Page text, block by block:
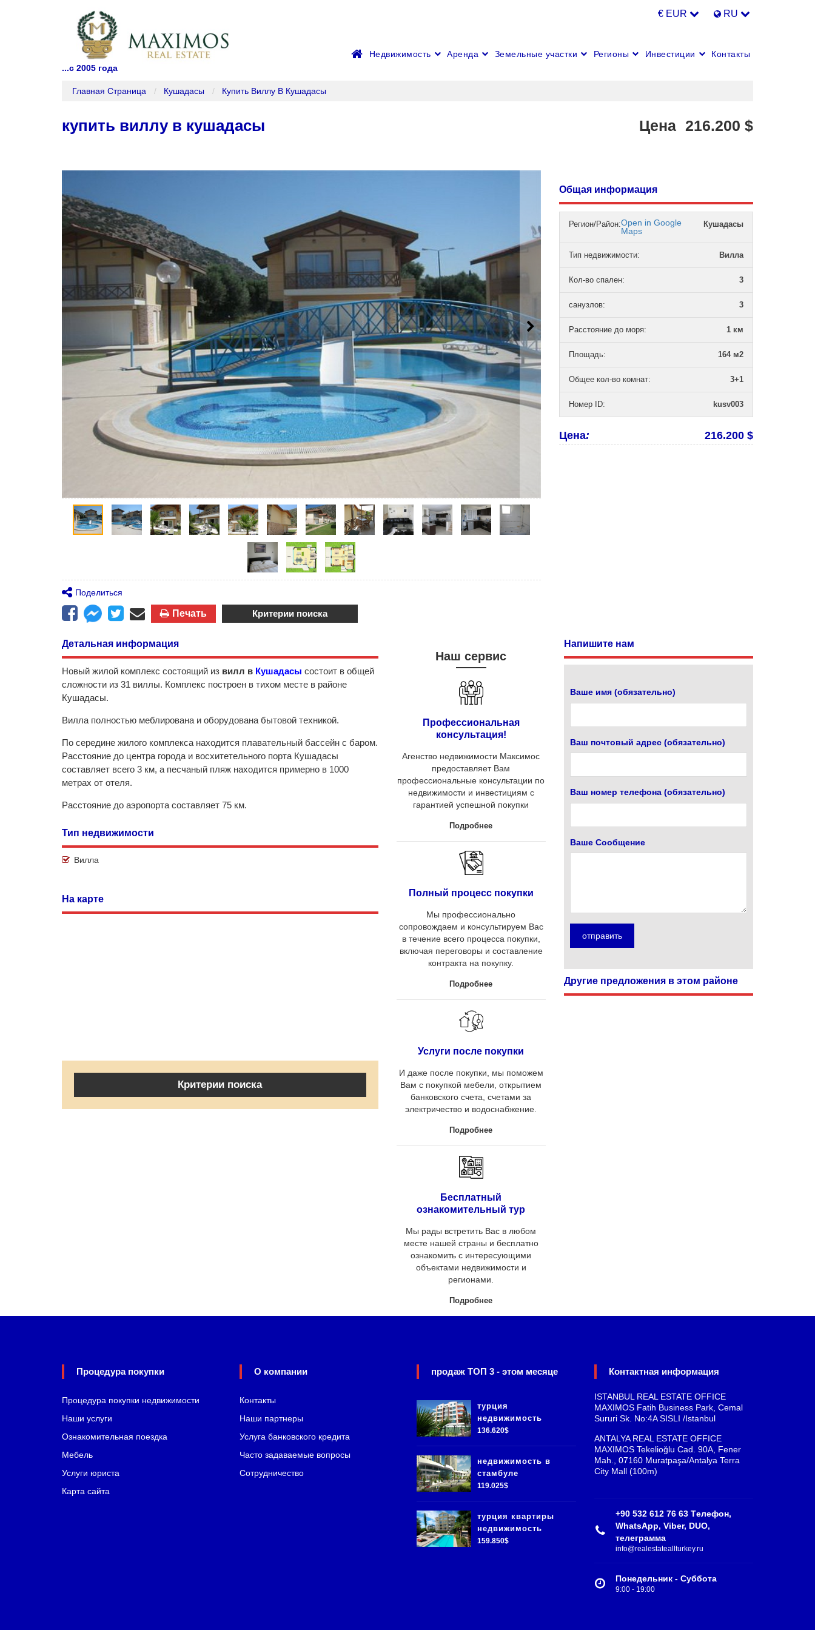
€ EUR RU
...с 2005 года
Недвижимость Аренда Земельные участки Регионы Инвестиции Контакты
Главная Страница Кушадасы Купить Виллу В Кушадасы
купить виллу в кушадасы Цена 216.200 $
Поделиться
Печать Критерии поиска
Общая информация
Регион/Район: Кушадасы
Open in Google
Maps
Тип недвижимости: Вилла
Кол-во спален: 3
санузлов: 3
Расстояние до моря: 1 км
Площадь: 164 м2
Общее кол-во комнат: 3+1
Номер ID: kusv003
Цена: 216.200 $
Детальная информация
Новый жилой комплекс состоящий из вилл в Кушадасы состоит в общей
сложности из 31 виллы. Комплекс построен в тихом месте в районе
Кушадасы.
Вилла полностью меблирована и оборудована бытовой техникой.
По середине жилого комплекса находится плавательный бассейн с баром.
Расстояние до центра города и восхитетельного порта Кушадасы
составляет всего 3 км, а песчаный пляж находится примерно в 1000
метрах от отеля.
Расстояние до аэропорта составляет 75 км.
Тип недвижимости
Вилла
На карте
Критерии поиска
Наш сервис
Профессиональная
консультация!
Агенство недвижимости Максимос
предоставляет Вам
профессиональные консультации по
недвижимости и инвестициям с
гарантией успешной покупки
Подробнее
Полный процесс покупки
Мы профессионально
сопровождаем и консультируем Вас
в течение всего процесса покупки,
включая переговоры и составление
контракта на покупку.
Подробнее
Услуги после покупки
И даже после покупки, мы поможем
Вам с покупкой мебели, открытием
банковского счета, счетами за
электричество и водоснабжение.
Подробнее
Бесплатный
ознакомительный тур
Мы рады встретить Вас в любом
месте нашей страны и бесплатно
ознакомить с интересующими
объектами недвижимости и
регионами.
Подробнее
Напишите нам
Ваше имя (обязательно)
Ваш почтовый адрес (обязательно)
Ваш номер телефона (обязательно)
Ваше Сообщение
Другие предложения в этом районе
Процедура покупки
Процедура покупки недвижимости
Наши услуги
Ознакомительная поездка
Мебель
Услуги юриста
Карта сайта
О компании
Контакты
Наши партнеры
Услуга банковского кредита
Часто задаваемые вопросы
Сотрудничество
продаж ТОП 3 - этом месяце
турция
недвижимость
136.620$
недвижимость в
стамбуле
119.025$
турция квартиры
недвижимость
159.850$
Контактная информация
ISTANBUL REAL ESTATE OFFICE
MAXIMOS Fatih Business Park, Cemal
Sururi Sk. No:4A SISLI /Istanbul
ANTALYA REAL ESTATE OFFICE
MAXIMOS Tekelioğlu Cad. 90A, Fener
Mah., 07160 Muratpaşa/Antalya Terra
City Mall (100m)
+90 532 612 76 63 Tелефон,
WhatsApp, Viber, DUO,
телеграмма
info@realestateallturkey.ru
Понедельник - Суббота
9:00 - 19:00